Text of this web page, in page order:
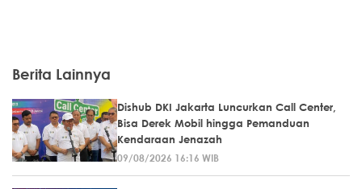
Berita Lainnya
Dishub DKI Jakarta Luncurkan Call Center,
Bisa Derek Mobil hingga Pemanduan
Kendaraan Jenazah
09/08/2026 16:16 WIB